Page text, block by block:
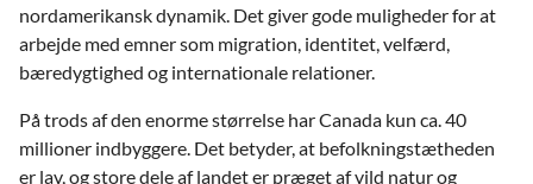
nordamerikansk dynamik. Det giver gode muligheder for at
arbejde med emner som migration, identitet, velfærd,
bæredygtighed og internationale relationer.
På trods af den enorme størrelse har Canada kun ca. 40
millioner indbyggere. Det betyder, at befolkningstætheden
er lav, og store dele af landet er præget af vild natur og